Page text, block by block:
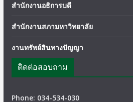
สำนักงานอธิการบดี
สำนักงานสภามหาวิทยาลัย
งานทรัพย์สินทางปัญญา
ติดต่อสอบถาม
Phone: 034-534-030